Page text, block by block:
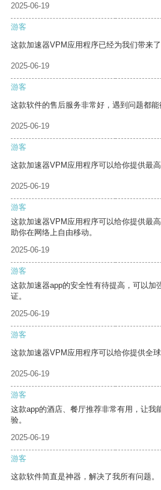
2025-06-19
游客
这款加速器VPM应用程序已经为我们带来了
2025-06-19
游客
这款软件的售后服务非常好，遇到问题都能
2025-06-19
游客
这款加速器VPM应用程序可以给你提供最高
2025-06-19
游客
这款加速器VPM应用程序可以给你提供最
助你在网络上自由移动。
2025-06-19
游客
这款加速器app的安全性有待提高，可以加
证。
2025-06-19
游客
这款加速器VPM应用程序可以给你提供全
2025-06-19
游客
这款app的酒店、餐厅推荐非常有用，让我
验。
2025-06-19
游客
这款软件简直是神器，解决了我所有问题。